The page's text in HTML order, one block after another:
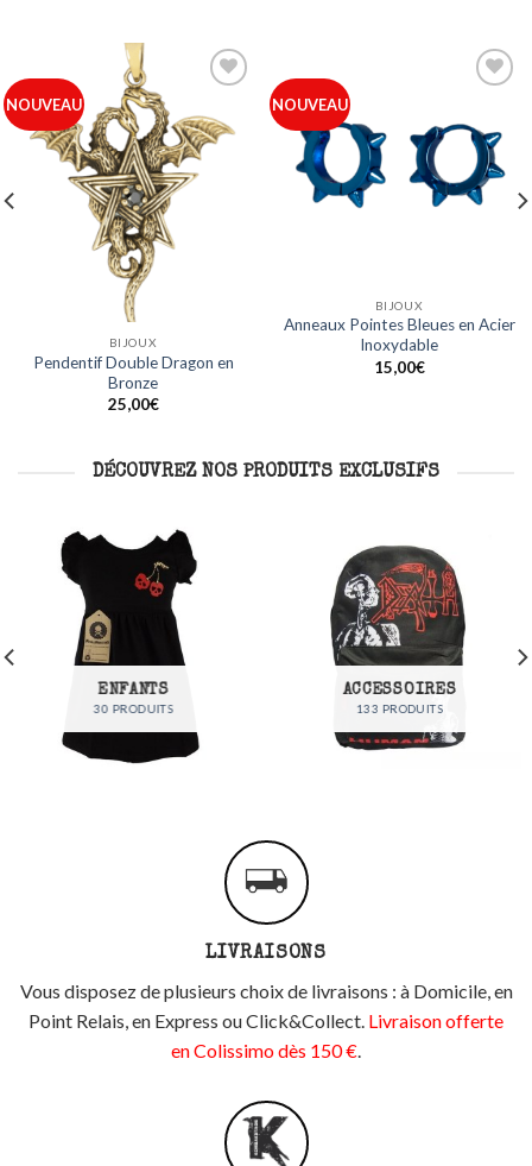
NOUVEAU
à ma
liste
BIJOUX
Anneaux Acier Ligne Bleue en
Acier Inoxydable
15,00€
NOUVEAU
liste
BIJOUX
Anneaux Noirs Design Crâne en
Acier Inoxydable
15,00€
DÉCOUVREZ NOS PRODUITS EXCLUSIFS
ENFANTS
30 PRODUITS
ACCESSOIRES
133 PRODUITS
LIVRAISONS
Vous disposez de plusieurs choix de livraisons : à Domicile, en
Point Relais, en Express ou Click&Collect. Livraison offerte
en Colissimo dès 150 €